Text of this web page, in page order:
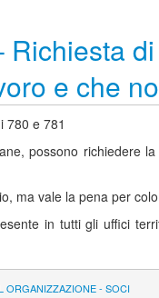
e che
780 e 781
possono
ma vale la pena per
in tutti gli uffici
ORGANIZZAZIONE - SOCI